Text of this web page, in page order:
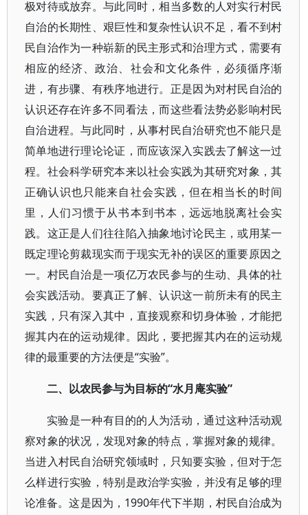
极对待或放弃。与此同时，相当多数的人对实行村民
自治的长期性、艰巨性和复杂性认识不足，看不到村
民自治作为一种崭新的民主形式和治理方式，需要有
相应的经济、政治、社会和文化条件，必须循序渐
进，有步骤、有秩序地进行。正是因为对村民自治的
认识还存在许多不同看法，而这些看法势必影响村民
自治进程。与此同时，从事村民自治研究也不能只是
简单地进行理论论证，而应该深入实践去了解这一过
程。社会科学研究本来以社会实践为其研究对象，其
正确认识也只能来自社会实践，但在相当长的时间
里，人们习惯于从书本到书本，远远地脱离社会实
践。这正是人们往往陷入抽象地讨论民主，或用某一
既定理论剪裁现实而于现实无补的误区的重要原因之
一。村民自治是一项亿万农民参与的生动、具体的社
会实践活动。要真正了解、认识这一前所未有的民主
实践，只有深入其中，直接观察和切身体验，才能把
握其内在的运动规律。因此，要把握其内在的运动规
律的最重要的方法便是“实验”。
二、以农民参与为目标的“水月庵实验”
实验是一种有目的的人为活动，通过这种活动观
察对象的状况，发现对象的特点，掌握对象的规律。
当进入村民自治研究领域时，只知要实验，但对于怎
么样进行实验，特别是政治学实验，并没有足够的理
论准备。这是因为，1990年代下半期，村民自治成为